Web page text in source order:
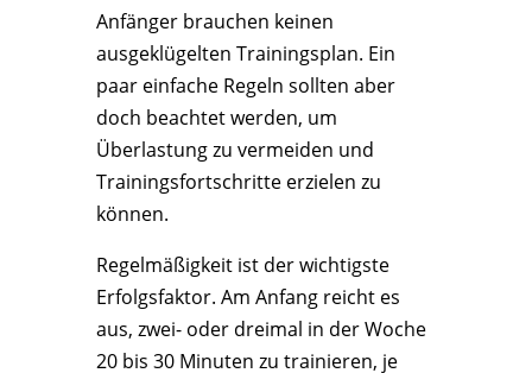
Anfänger brauchen keinen
ausgeklügelten Trainingsplan. Ein
paar einfache Regeln sollten aber
doch beachtet werden, um
Überlastung zu vermeiden und
Trainingsfortschritte erzielen zu
können.
Regelmäßigkeit ist der wichtigste
Erfolgsfaktor. Am Anfang reicht es
aus, zwei- oder dreimal in der Woche
20 bis 30 Minuten zu trainieren, je